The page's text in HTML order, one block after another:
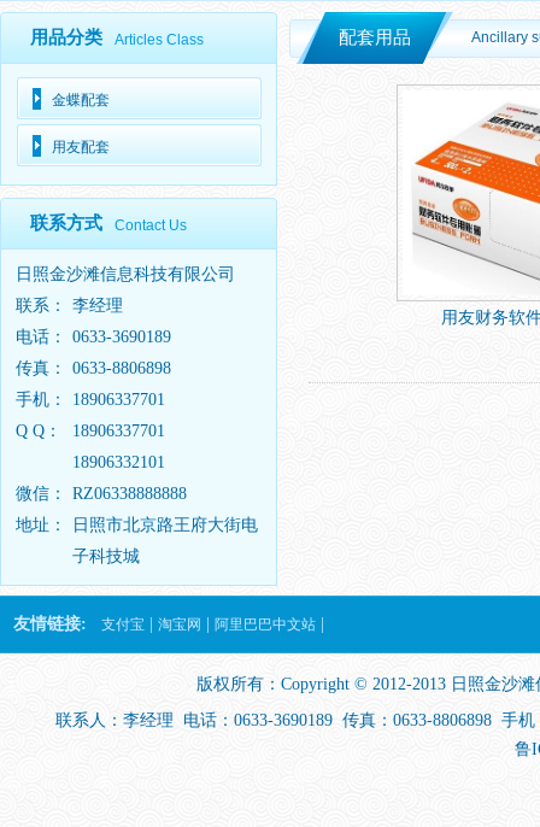
用品分类 Articles Class
金蝶配套
用友配套
联系方式 Contact Us
日照金沙滩信息科技有限公司
联系：
电话：
传真：
手机：
Q Q：
微信：
地址：
李经理
0633-3690189
0633-8806898
18906337701
18906337701
18906332101
RZ06338888888
日照市北京路王府大街电
子科技城
配套用品 Ancillary
用友财务软
友情链接: 支付宝 淘宝网 阿里巴巴中文站
版权所有：Copyright © 2012-2013 日照金沙
联系人：李经理 电话：0633-3690189 传真：0633-8806898 手
鲁